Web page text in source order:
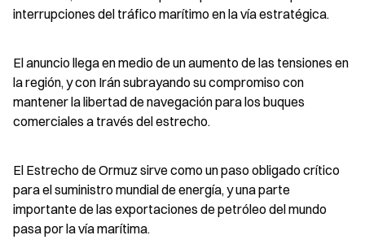
interrupciones del tráfico marítimo en la vía estratégica.
El anuncio llega en medio de un aumento de las tensiones en
la región, y con Irán subrayando su compromiso con
mantener la libertad de navegación para los buques
comerciales a través del estrecho.
El Estrecho de Ormuz sirve como un paso obligado crítico
para el suministro mundial de energía, y una parte
importante de las exportaciones de petróleo del mundo
pasa por la vía marítima.